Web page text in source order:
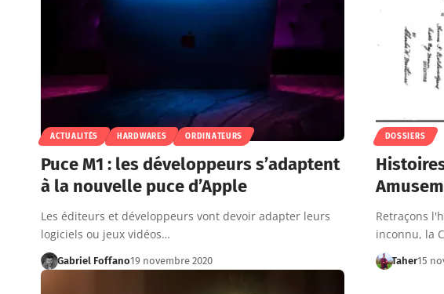
ACTUALITÉS HARDWARES ORDINATEURS
Puce M1 : les développeurs s’adaptent
à la nouvelle puce d’Apple
Les éditeurs et développeurs vont devoir adapter leurs
logiciels ou jeux vidéos…
Gabriel Foffano19 novembre 2020
DOSSIERS
Retraçons
inconnu, la
Taher15